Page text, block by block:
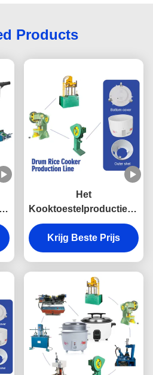
Products
Het
Kooktoestelproductielijn
van de trommelrijst
Hydraulisch met Servo
Multifunctionele Motor
Krijg Beste Prijs